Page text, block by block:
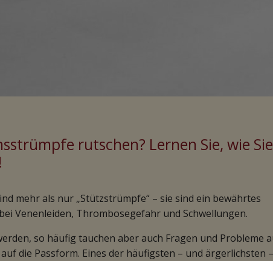
rutschen? Lernen Sie, wie
mehr als nur „Stützstrümpfe“ – sie sind ein bewährtes
Venenleiden, Thrombosegefahr und Schwellungen.
so häufig tauchen aber auch Fragen und Probleme
die Passform. Eines der häufigsten – und ärgerlichsten